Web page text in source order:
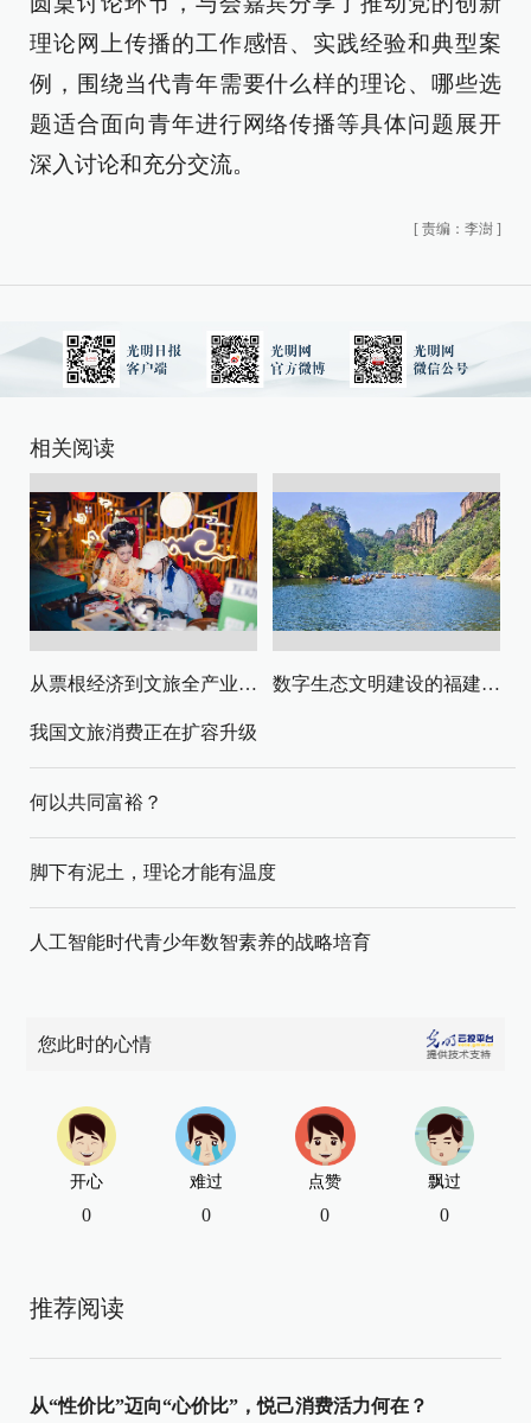
理论网上传播的工作感悟、实践经验和典型案
例，围绕当代青年需要什么样的理论、哪些选
题适合面向青年进行网络传播等具体问题展开
深入讨论和充分交流。
[ 责编：李澍 ]
相关阅读
从票根经济到文旅全产业链升级 数字生态文明建设的福建路径与启示
我国文旅消费正在扩容升级
何以共同富裕？
脚下有泥土，理论才能有温度
人工智能时代青少年数智素养的战略培育
您此时的心情
开心
0
难过
0
点赞
0
飘过
0
推荐阅读
从“性价比”迈向“心价比”，悦己消费活力何在？